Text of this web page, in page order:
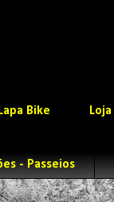
Bike Loja
- Passeios